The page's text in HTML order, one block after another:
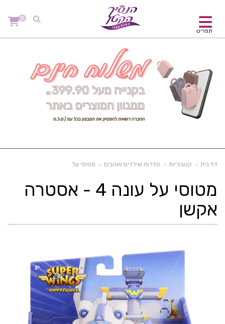
תפריט
0
דף בית קטגוריות סדרות שילדים אוהבים מטוסי על
מטוסי על עונה 4 - אסטרה
אקשן